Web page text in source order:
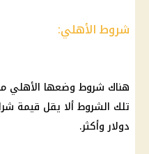
شروط الأهلي:
هناك شروط وضعها الأهلي
تلك الشروط ألا يقل قيمة
دولاروأكثر.